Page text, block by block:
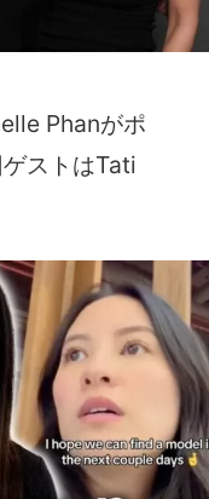
Phanがポ
ストはTati